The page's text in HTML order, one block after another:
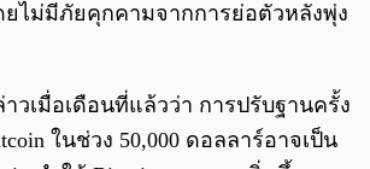
ไม่มีภัยคุกคามจากการย่อตัวหลังพุ่ง
าวเมื่อเดือนที่แล้วว่า การปรับฐานครั้ง
ในช่วง 50,000 ดอลลาร์อาจเป็น